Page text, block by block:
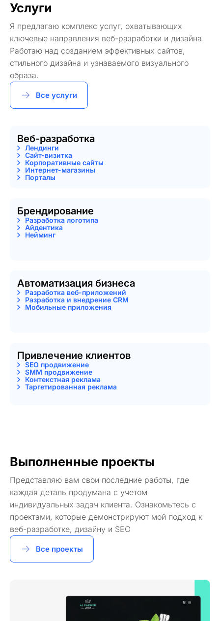
Услуги
Я предлагаю комплекс услуг, охватывающих
ключевые направления веб-разработки и дизайна.
Работаю над созданием эффективных сайтов,
стильного дизайна и узнаваемого визуального
образа.
Все услуги
Веб-разработка
Лендинги
Сайт-визитка
Корпоративные сайты
Интернет-магазины
Порталы
Брендирование
Разработка логотипа
Айдентика
Нейминг
Автоматизация бизнеса
Разработка веб-приложений
Разработка и внедрение CRM
Мобильные приложения
Привлечение клиентов
SEO продвижение
SMM продвижение
Контекстная реклама
Таргетированная реклама
Выполненные проекты
Представляю вам свои последние работы, где
каждая деталь продумана с учетом
индивидуальных задач клиента. Ознакомьтесь с
проектами, которые демонстрируют мой подход к
веб-разработке, дизайну и SEO
Все проекты